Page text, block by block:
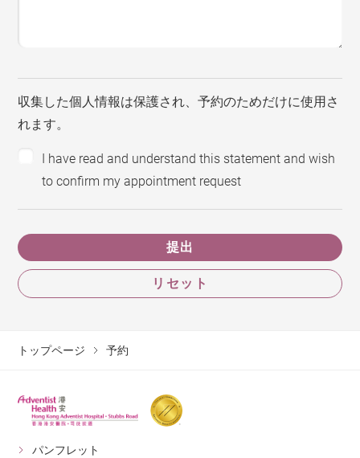
収集した個人情報は保護され、予約のためだけに使用さ
れます。
I have read and understand this statement and wish
to confirm my appointment request
提出
リセット
トップページ 予約
パンフレット